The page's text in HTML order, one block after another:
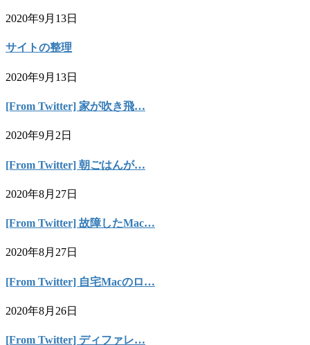
2020年9月13日
サイトの整理
2020年9月13日
[From Twitter] 家が吹き飛…
2020年9月2日
[From Twitter] 朝ごはんが…
2020年8月27日
[From Twitter] 故障したMac…
2020年8月27日
[From Twitter] 自宅Macのロ…
2020年8月26日
[From Twitter] ディファレ…